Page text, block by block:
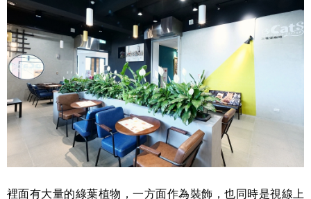
裡面有大量的綠葉植物，一方面作為裝飾，也同時是視線上